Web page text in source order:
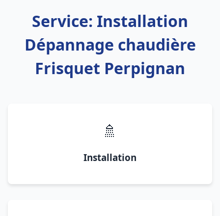
Service: Installation
Dépannage chaudière
Frisquet Perpignan
🚿
Installation